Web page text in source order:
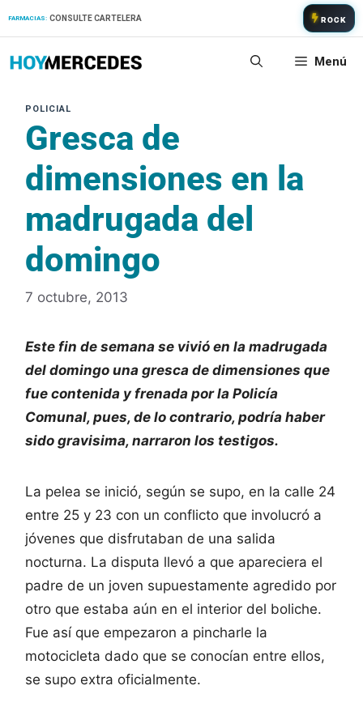
FARMACIAS: CONSULTE CARTELERA ROCK
Menú
Gresca de
dimensiones en la
madrugada del
domingo
7 octubre, 2013
Este fin de semana se vivió en la madrugada
del domingo una gresca de dimensiones que
fue contenida y frenada por la Policía
Comunal, pues, de lo contrario, podría haber
sido gravisima, narraron los testigos.
La pelea se inició, según se supo, en la calle 24
entre 25 y 23 con un conflicto que involucró a
jóvenes que disfrutaban de una salida
nocturna. La disputa llevó a que apareciera el
padre de un joven supuestamente agredido por
otro que estaba aún en el interior del boliche.
Fue así que empezaron a pincharle la
motocicleta dado que se conocían entre ellos,
se supo extra oficialmente.